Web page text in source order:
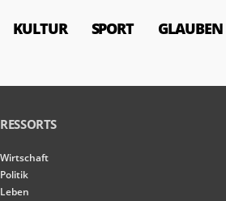
KULTUR SPORT GLAUBEN
RESSORTS
Wirtschaft
Politik
Leben